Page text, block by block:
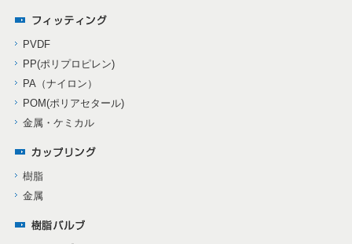
PVDF
PP(ポリプロピレン)
PA（ナイロン）
POM(ポリアセタール)
金属・ケミカル
樹脂
金属